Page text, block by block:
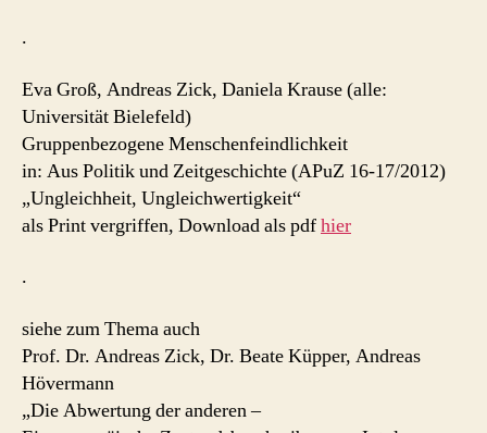
.
Eva Groß, Andreas Zick, Daniela Krause (alle:
Universität Bielefeld)
Gruppenbezogene Menschenfeindlichkeit
in: Aus Politik und Zeitgeschichte (APuZ 16-17/2012)
„Ungleichheit, Ungleichwertigkeit“
als Print vergriffen, Download als pdfhier
.
siehe zum Thema auch
Prof. Dr. Andreas Zick, Dr. Beate Küpper, Andreas
Hövermann
„Die Abwertung der anderen –